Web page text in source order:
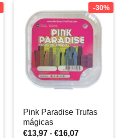
€16,07
-30%
Pink Paradise Trufas
mágicas
€13,97 - €16,07Gama